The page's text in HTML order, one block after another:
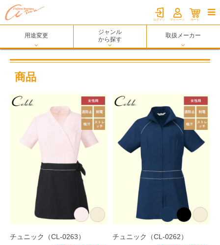

ログイン マイページ カート
用途変更
ジャンル
から探す
取扱メーカー
商品
チュニック
（CL-0263）
チュニック
（CL-0262）